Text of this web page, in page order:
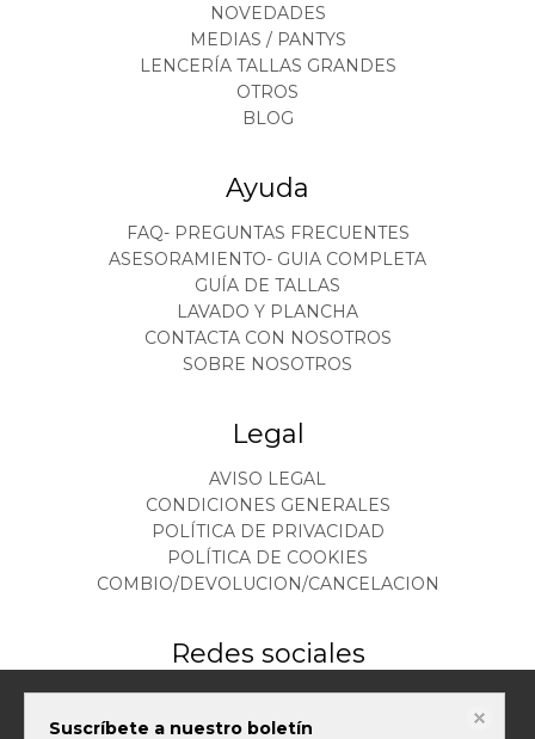
NOVEDADES
MEDIAS / PANTYS
LENCERÍA TALLAS GRANDES
OTROS
BLOG
Ayuda
FAQ- PREGUNTAS FRECUENTES
ASESORAMIENTO- GUIA COMPLETA
GUÍA DE TALLAS
LAVADO Y PLANCHA
CONTACTA CON NOSOTROS
SOBRE NOSOTROS
Legal
AVISO LEGAL
CONDICIONES GENERALES
POLÍTICA DE PRIVACIDAD
POLÍTICA DE COOKIES
COMBIO/DEVOLUCION/CANCELACION
Redes sociales
Este sitio web almacena datos como cookies para habilitar la funcionalidad
necesaria del sitio, incluidos análisis y personalización. Puede cambiar su
Suscríbete a nuestro boletín